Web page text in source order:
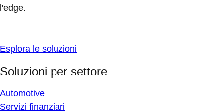
l'edge.
Esplora le soluzioni
Soluzioni per settore
Automotive
Servizi finanziari